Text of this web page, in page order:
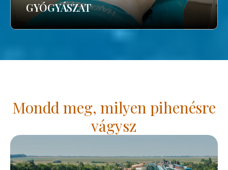
GYÓGYÁSZAT
Mondd meg, milyen pihenésre
vágysz